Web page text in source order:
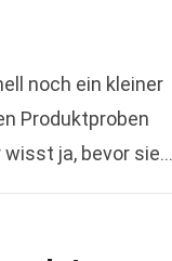
noch ein kleiner
Produktproben
ja, bevor sie…